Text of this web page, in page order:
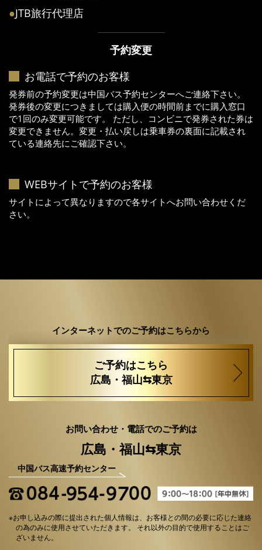
●JTB旅行代理店
予約変更
お電話で予約のお客様
発券前の予約変更は中国バス予約センターへご連絡下さい。
発券後の変更につきましては購入便の時間前までに購入窓口
で1回のみ変更可能です。 ただし、コンビニで発券された券は
変更できません。変更・払い戻しは乗車券の裏面に記載され
ている連絡先にご確認下さい。
WEBサイトで予約のお客様
サイトによって異なりますので各サイトへお問い合わせくだ
さい。
インターネットでのご予約はこちらから
ご予約はこちら
広島・福山⇆東京
お問い合わせ・電話でのご予約は
広島・福山⇆東京
中国バス高速予約センター
※お申し込みの際に提出された個人情報は、お客様との間の必要に応じた連絡
の為のみに使用させていただきます。
それ以外の目的で使用することはご
ざいません。